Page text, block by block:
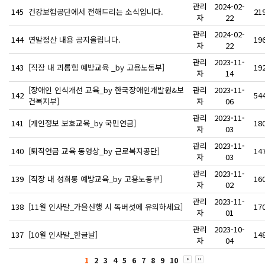
145 건강보험공단에서 전해드리는 소식입니다.
관리
자
2024-02-
22
144 연말정산 내용 공지올립니다.
관리
자
2024-02-
22
143 [직장 내 괴롬힘 예방교육 _by 고용노동부]
관리
자
2023-11-
14
142 [장애인 인식개선 교육_by 한국장애인개발원&보
건복지부]
관리
자
2023-11-
06
141 [개인정보 보호교육_by 국민연금]
관리
자
2023-11-
03
140 [퇴직연금 교육 동영상_by 근로복지공단]
관리
자
2023-11-
03
139 [직장 내 성희롱 예방교육_by 고용노동부]
관리
자
2023-11-
02
138 [11월 인사말_가을산행 시 독버섯에 유의하세요]
관리
자
2023-11-
01
137 [10월 인사말_한글날]
관리
자
2023-10-
04
1 2 3 4 5 6 7 8 9 10